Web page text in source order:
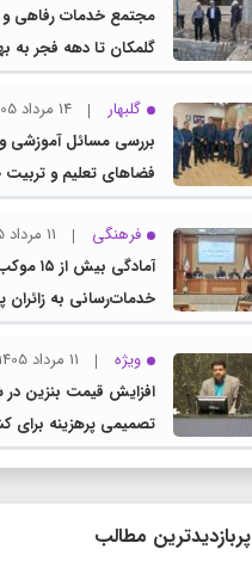
مجتمع خدمات رفاهی
گلمکان تا دهه فجر به
می‌رسد
گلبهار
14 مرداد 1405
بررسی مسائل آموزشی
فضاهای تعلیم و تربیت
انتخابیه در نشست
کمیسیون آموزش مجلس
آموزش و پرورش
فرهنگی
11 مرداد 1405
آمادگی بیش
خدمات‌رسانی به زائران
صفر در شهرستان چناران
ویژه
11 مرداد 1405
افزایش قیمت بنزین در
تصمیمی پرهزینه برای
دولت، قاچاق سوخت و
پربازدیدترین مطالب